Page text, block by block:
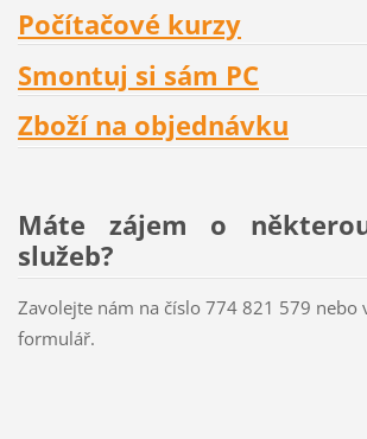
Počítačové kurzy
Smontuj si sám PC
Zboží na objednávku
Máte zájem o
služeb?
Zavolejte nám na číslo 774 821 579 nebo
formulář.